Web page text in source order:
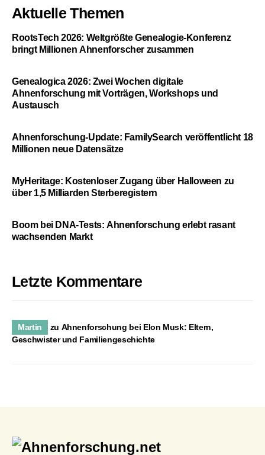
Aktuelle Themen
RootsTech 2026: Weltgrößte Genealogie-Konferenz
bringt Millionen Ahnenforscher zusammen
Genealogica 2026: Zwei Wochen digitale
Ahnenforschung mit Vorträgen, Workshops und
Austausch
Ahnenforschung-Update: FamilySearch veröffentlicht 18
Millionen neue Datensätze
MyHeritage: Kostenloser Zugang über Halloween zu
über 1,5 Milliarden Sterberegistern
Boom bei DNA-Tests: Ahnenforschung erlebt rasant
wachsenden Markt
Letzte Kommentare
Martin zu Ahnenforschung bei Elon Musk: Eltern,
Geschwister und Familiengeschichte